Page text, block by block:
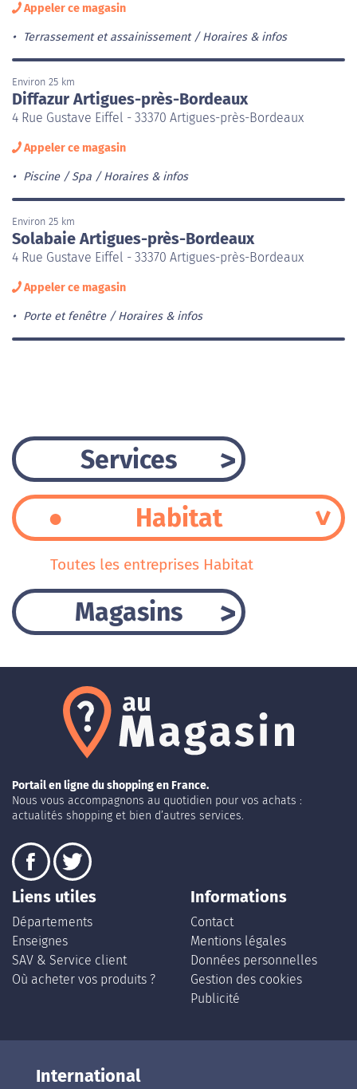
Appeler ce magasin
Terrassement et assainissement Horaires & infos
Environ 25 km
Diffazur Artigues-près-Bordeaux
4 Rue Gustave Eiffel - 33370 Artigues-près-Bordeaux
Appeler ce magasin
Piscine / Spa Horaires & infos
Environ 25 km
Solabaie Artigues-près-Bordeaux
4 Rue Gustave Eiffel - 33370 Artigues-près-Bordeaux
Appeler ce magasin
Porte et fenêtre Horaires & infos
Services
Habitat
Toutes les entreprises Habitat
Magasins
Portail en ligne du shopping en France.
Nous vous accompagnons au quotidien pour vos achats :
actualités shopping et bien d’autres services.
Liens utiles
Départements
Enseignes
SAV & Service client
Où acheter vos produits ?
Informations
Contact
Mentions légales
Données personnelles
Gestion des cookies
Publicité
International